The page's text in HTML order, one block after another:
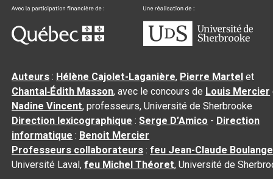
Auteurs : Hélène Cajolet-Laganière, Pierre Martel et
Chantal‑Édith Masson, avec le concours de Louis Mercier
Nadine Vincent, professeurs, Université de Sherbrooke
Direction lexicographique :Serge D’Amico - Direction
informatique : Benoit Mercier
Professeurs collaborateurs :feu Jean-Claude
Université Laval,feu Michel Théoret, Université de